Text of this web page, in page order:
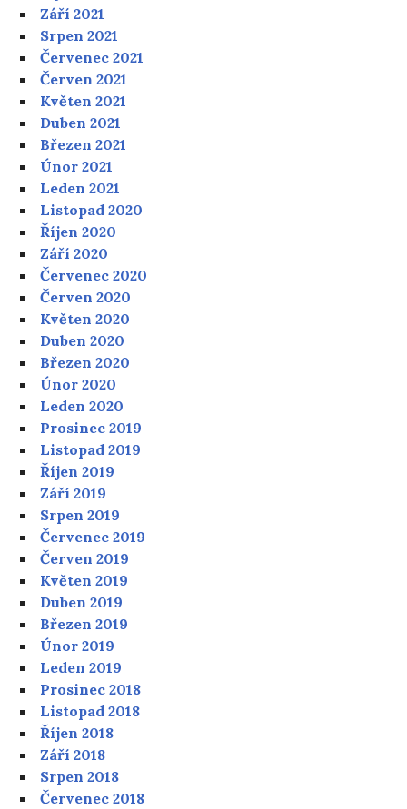
Září 2021
Srpen 2021
Červenec 2021
Červen 2021
Květen 2021
Duben 2021
Březen 2021
Únor 2021
Leden 2021
Listopad 2020
Říjen 2020
Září 2020
Červenec 2020
Červen 2020
Květen 2020
Duben 2020
Březen 2020
Únor 2020
Leden 2020
Prosinec 2019
Listopad 2019
Říjen 2019
Září 2019
Srpen 2019
Červenec 2019
Červen 2019
Květen 2019
Duben 2019
Březen 2019
Únor 2019
Leden 2019
Prosinec 2018
Listopad 2018
Říjen 2018
Září 2018
Srpen 2018
Červenec 2018